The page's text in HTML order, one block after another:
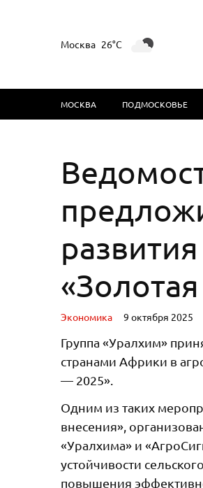
Москва 26°C
МОСКВА ПОДМОСКОВЬЕ
Экономика 9 октября 2025
Группа «Уралхим»
странами Африки в
— 2025».
Одним из таких
внесения»,
«Уралхима» и
устойчивости
повышения